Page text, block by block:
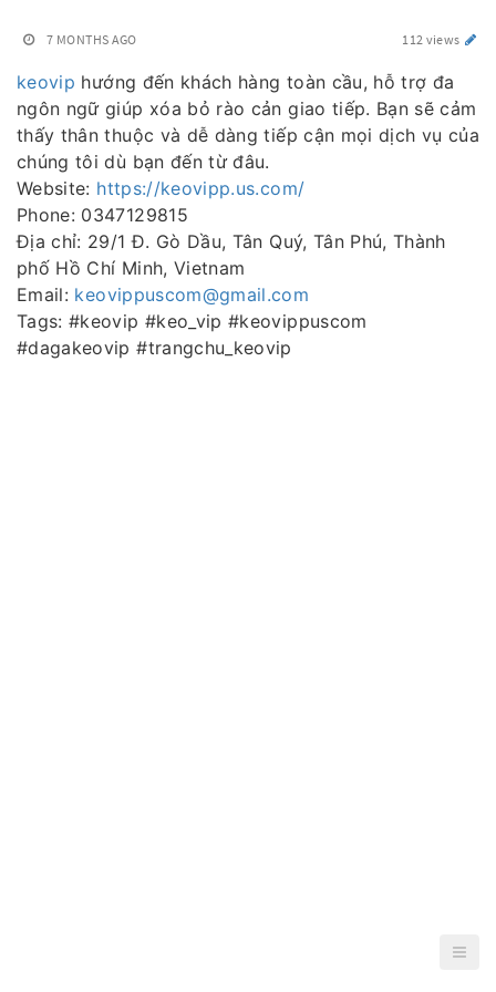
7 MONTHS AGO 112 views
keovip hướng đến khách hàng toàn cầu, hỗ trợ đa
ngôn ngữ giúp xóa bỏ rào cản giao tiếp. Bạn sẽ cảm
thấy thân thuộc và dễ dàng tiếp cận mọi dịch vụ của
chúng tôi dù bạn đến từ đâu.
Website: https://keovipp.us.com/
Phone: 0347129815
Địa chỉ: 29/1 Đ. Gò Dầu, Tân Quý, Tân Phú, Thành
phố Hồ Chí Minh, Vietnam
Email: keovippuscom@gmail.com
Tags: #keovip #keo_vip #keovippuscom
#dagakeovip #trangchu_keovip